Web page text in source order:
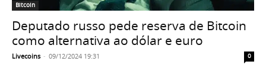
Bitcoin
Deputado russo pede reserva de Bitcoin
como alternativa ao dólar e euro
Livecoins - 09/12/2024 19:31 0